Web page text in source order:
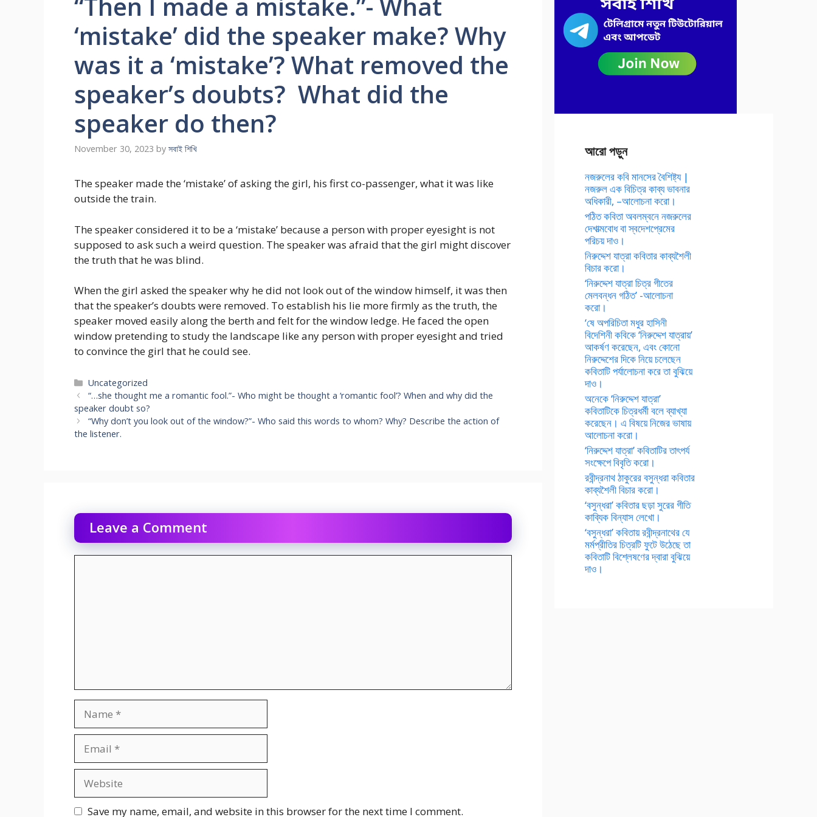
‘mistake’ did the speaker make? Why
was it a ‘mistake’? What removed the
speaker’s doubts? What did the
speaker do then?
November 30, 2023 by সবাই শিখি
The speaker made the ‘mistake’ of asking the girl, his first co-passenger, what it was like
outside the train.
The speaker considered it to be a ‘mistake’ because a person with proper eyesight is not
supposed to ask such a weird question. The speaker was afraid that the girl might discover
the truth that he was blind.
When the girl asked the speaker why he did not look out of the window himself, it was then
that the speaker’s doubts were removed. To establish his lie more firmly as the truth, the
speaker moved easily along the berth and felt for the window ledge. He faced the open
window pretending to study the landscape like any person with proper eyesight and tried
to convince the girl that he could see.
Categories
Uncategorized
“…she thought me a romantic fool.”- Who might be thought a ‘romantic fool’? When and why did the
speaker doubt so?
“Why don’t you look out of the window?”- Who said this words to whom? Why? Describe the action of
the listener.
Leave a Comment
Save my name, email, and website in this browser for the next time I comment.
আরো পড়ুন
নজরুলের কবি মানসের বৈশিষ্ট্য |
নজরুল এক বিচিত্র কাব্য ভাবনার
অধিকারী, –আলোচনা করো।
পঠিত কবিতা অবলম্বনে নজরুলের
দেশাত্মবোধ বা স্বদেশপ্রেমের
পরিচয় দাও।
নিরুদ্দেশ যাত্রা কবিতার কাব্যশৈলী
বিচার করো।
‘নিরুদ্দেশ যাত্রা চিত্র গীতের
মেলবন্ধন গঠিত’ -আলোচনা
করো।
‘ষে অপরিচিতা মধুর হাসিনী
বিদেশিনী কবিকে ‘নিরুদ্দেশ যাত্রায়’
আকর্ষণ করেছেন, এবং কোনো
নিরুদ্দেশের দিকে নিয়ে চলেছেন
কবিতাটি পর্যালোচনা করে তা বুঝিয়ে
দাও।
অনেকে ‘নিরুদ্দেশ যাত্রা’
কবিতাটিকে চিত্রধর্মী বলে ব্যাখ্যা
করেছেন। এ বিষয়ে নিজের ভাষায়
আলোচনা করো।
‘নিরুদ্দেশ যাত্রা’ কবিতাটির তাৎপর্য
সংক্ষেপে বিবৃতি করো।
রবীন্দ্রনাথ ঠাকুরের বসুন্ধরা কবিতার
কাব্যশৈলী বিচার করো।
‘বসুন্ধরা’ কবিতার ছড়া সুরের গীতি
কাব্যিক বিন্যাস লেখো।
‘বসুন্ধরা’ কবিতায় রবীন্দ্রনাথের যে
মর্মপ্রীতির চিত্রটি ফুটে উঠেছে তা
কবিতাটি বিশ্লেষণের দ্বারা বুঝিয়ে
দাও।